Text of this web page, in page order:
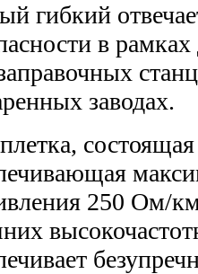
гибкий
в
заводах.
250 Ом/